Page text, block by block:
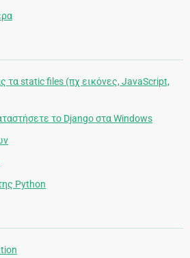
τα static files (πχ εικόνες, JavaScript,
το Django στα Windows
Python